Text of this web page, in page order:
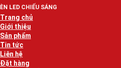
Bỏ
qua
nội
dung
Trang chủ
Giới thiệu
Sản phẩm
Tin tức
Liên hệ
Đặt hàng